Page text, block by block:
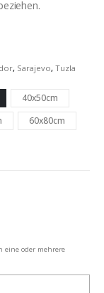
, Sarajevo, Tuzla
40x50cm
60x80cm
eine oder mehrere